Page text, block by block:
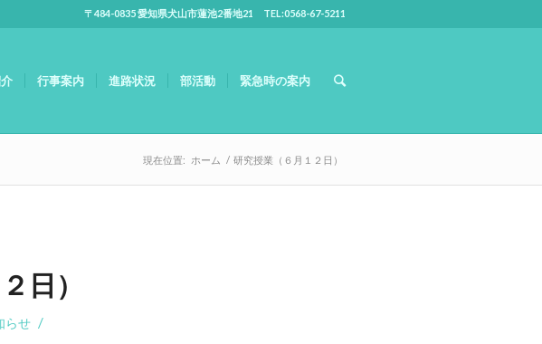
〒484-0835 愛知県犬山市蓮池2番地21 TEL:0568-67-5211
行事案内 進路状況 部活動 緊急時の案内
現在位置: ホーム / 研究授業（６月１２日）
日）
らせ /